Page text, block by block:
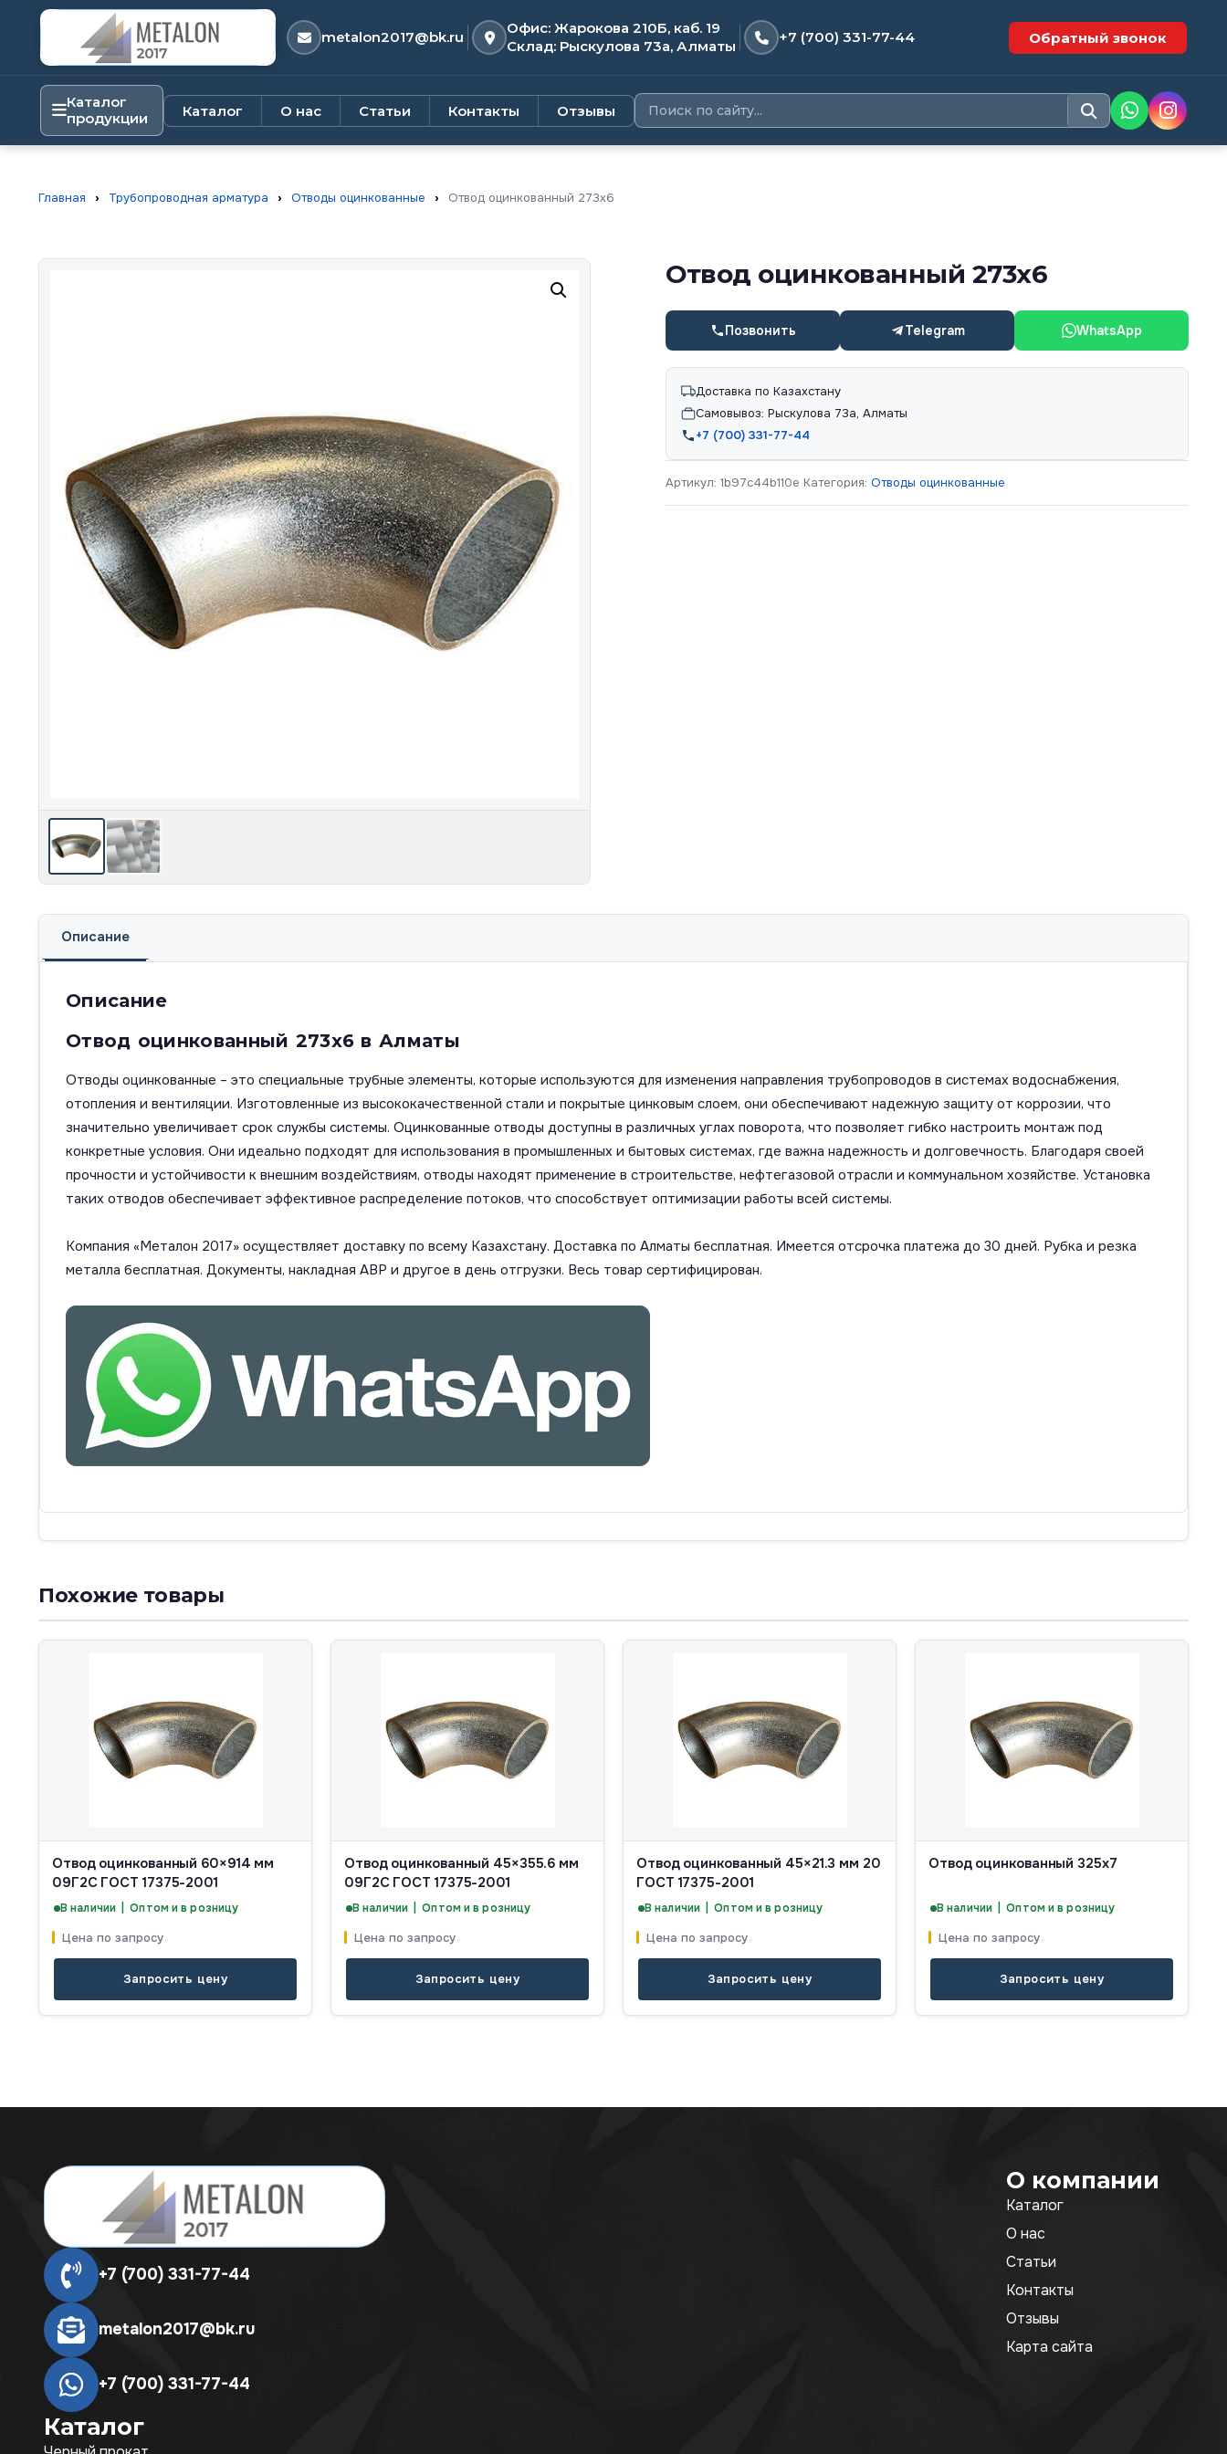
metalon2017@bk.ru
Офис: Жарокова 210Б, каб. 19
Склад: Рыскулова 73а, Алматы
+7 (700) 331-77-44 Обратный звонок
Каталог
продукции
Каталог О нас Статьи Контакты Отзывы
Главная › Трубопроводная арматура › Отводы оцинкованные › Отвод оцинкованный 273х6
Отвод оцинкованный 273х6
Позвонить Telegram WhatsApp
Доставка по Казахстану
Самовывоз: Рыскулова 73а, Алматы
+7 (700) 331-77-44
Артикул:1b97c44b110e Категория:Отводы оцинкованные
Описание
Описание
Отвод оцинкованный 273х6 в Алматы
Отводы оцинкованные – это специальные трубные элементы, которые используются для изменения направления трубопроводов в системах водоснабжения,
отопления и вентиляции. Изготовленные из высококачественной стали и покрытые цинковым слоем, они обеспечивают надежную защиту от коррозии, что
значительно увеличивает срок службы системы. Оцинкованные отводы доступны в различных углах поворота, что позволяет гибко настроить монтаж под
конкретные условия. Они идеально подходят для использования в промышленных и бытовых системах, где важна надежность и долговечность. Благодаря своей
прочности и устойчивости к внешним воздействиям, отводы находят применение в строительстве, нефтегазовой отрасли и коммунальном хозяйстве. Установка
таких отводов обеспечивает эффективное распределение потоков, что способствует оптимизации работы всей системы.
Компания «Металон 2017» осуществляет доставку по всему Казахстану. Доставка по Алматы бесплатная. Имеется отсрочка платежа до 30 дней. Рубка и резка
металла бесплатная. Документы, накладная АВР и другое в день отгрузки. Весь товар сертифицирован.
Похожие товары
Отвод оцинкованный 60×914 мм
09Г2С ГОСТ 17375-2001
В наличии | Оптом и в розницу
Цена по запросу
Запросить цену
Отвод оцинкованный 45×355.6 мм
09Г2С ГОСТ 17375-2001
В наличии | Оптом и в розницу
Цена по запросу
Запросить цену
Отвод оцинкованный 45×21.3 мм 20
ГОСТ 17375-2001
В наличии | Оптом и в розницу
Цена по запросу
Запросить цену
Отвод оцинкованный 325х7
В наличии | Оптом и в розницу
Цена по запросу
Запросить цену
+7 (700) 331-77-44
metalon2017@bk.ru
+7 (700) 331-77-44
Каталог
О компании
Каталог
О нас
Статьи
Контакты
Отзывы
Карта сайта